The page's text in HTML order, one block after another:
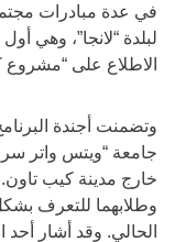
في عدة مبادرات
لبلدة “لانجا”، وهي
الاطلاع على “مشروع
وتضمنت أجندة
جامعة “ويتس واتر
خارج مدينة كيب تاون.
وطلابهما للتعرف
الحالي. وقد أشار